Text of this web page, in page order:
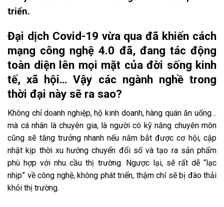
DỊCH
MARKETING
ONLINE
HIỆU QUẢ
?
triển.
Đại dịch Covid-19 vừa qua đã khiến cách
mạng công nghệ 4.0 đã, đang tác động
toàn diện lên mọi mặt của đời sống kinh
tế, xã hội… Vậy các ngành nghề trong
thời đại này sẽ ra sao?
Không chỉ doanh nghiệp, hộ kinh doanh, hàng quán ăn uống…
mà cá nhân là chuyên gia, là người có kỹ năng chuyên môn
cũng sẽ tăng trưởng nhanh nếu nắm bắt được cơ hội, cập
nhật kịp thời xu hướng chuyển đổi số và tạo ra sản phẩm
phù hợp với nhu cầu thị trường. Ngược lại, sẽ rất dễ “lạc
nhịp” về công nghệ, không phát triển, thậm chí sẽ bị đào thải
khỏi thị trường.